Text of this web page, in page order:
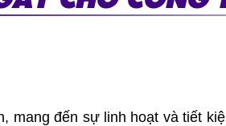
mang đến sự linh hoạt và tiết